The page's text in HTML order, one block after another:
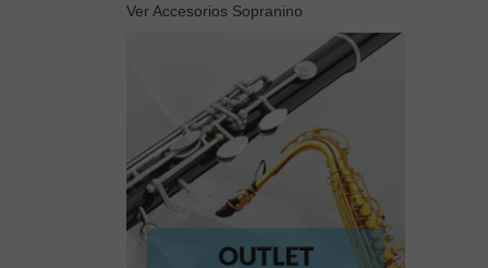
Ver Accesorios Sopranino